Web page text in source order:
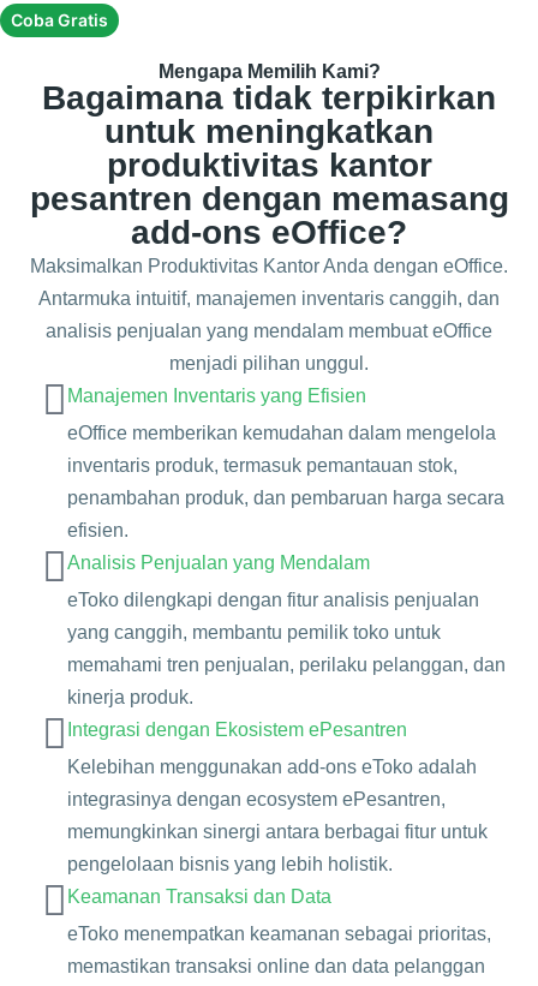
Coba Gratis
Mengapa Memilih Kami?
Bagaimana tidak terpikirkan
untuk meningkatkan
produktivitas kantor
pesantren dengan memasang
add-ons eOffice?
Maksimalkan Produktivitas Kantor Anda dengan eOffice.
Antarmuka intuitif, manajemen inventaris canggih, dan
analisis penjualan yang mendalam membuat eOffice
menjadi pilihan unggul.
Manajemen Inventaris yang Efisien
eOffice memberikan kemudahan dalam mengelola
inventaris produk, termasuk pemantauan stok,
penambahan produk, dan pembaruan harga secara
efisien.
Analisis Penjualan yang Mendalam
eToko dilengkapi dengan fitur analisis penjualan
yang canggih, membantu pemilik toko untuk
memahami tren penjualan, perilaku pelanggan, dan
kinerja produk.
Integrasi dengan Ekosistem ePesantren
Kelebihan menggunakan add-ons eToko adalah
integrasinya dengan ecosystem ePesantren,
memungkinkan sinergi antara berbagai fitur untuk
pengelolaan bisnis yang lebih holistik.
Keamanan Transaksi dan Data
eToko menempatkan keamanan sebagai prioritas,
memastikan transaksi online dan data pelanggan